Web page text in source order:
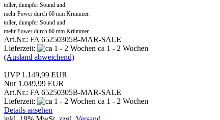
toller, dumpfer Sound und
mehr Power durch 60 mm Krümmer.
toller, dumpfer Sound und
mehr Power durch 60 mm Krümmer.
Art.Nr.: FA 65250305B-MAR-SALE
Lieferzeit:
ca 1 - 2 Wochen
(Ausland abweichend)
UVP 1.149,99 EUR
Nur 1.049,99 EUR
Art.Nr.: FA 65250305B-MAR-SALE
Lieferzeit:
ca 1 - 2 Wochen
Details ansehen